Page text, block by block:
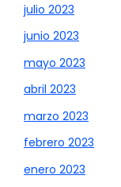
julio 2023
junio 2023
mayo 2023
abril 2023
marzo 2023
febrero 2023
enero 2023